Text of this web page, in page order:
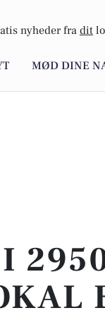
nyheder fra dit
MØD DINE
I